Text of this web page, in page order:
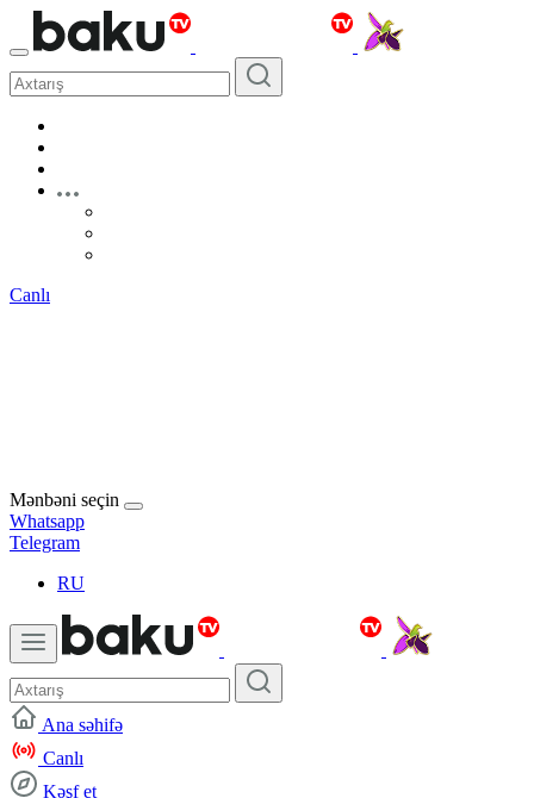
Canlı
Mənbəni seçin
Whatsapp
Telegram
RU
Ana səhifə
Canlı
Kəşf et